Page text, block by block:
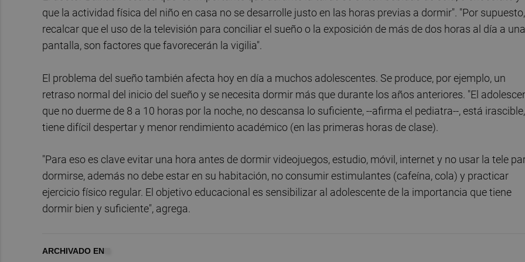
que la actividad física del niño en casa no se desarrolle justo en las horas previas a dormir". "Por supuesto,
recalcar que el uso de la televisión para conciliar el sueño o la exposición de más de dos horas al día a una
pantalla, son factores que favorecerán la vigilia".
El problema del sueño también afecta hoy en día a muchos adolescentes. Se produce, por ejemplo, un
retraso normal del inicio del sueño y se necesita dormir más que durante los años anteriores. "El
que no duerme de 8 a 10 horas por la noche, no descansa lo suficiente, --afirma el pediatra--, está irascible,
tiene difícil despertar y menor rendimiento académico (en las primeras horas de clase).
"Para eso es clave evitar una hora antes de dormir videojuegos, estudio, móvil, internet y no usar la tele
dormirse, además no debe estar en su habitación, no consumir estimulantes (cafeína, cola) y practicar
ejercicio físico regular. El objetivo educacional es sensibilizar al adolescente de la importancia que tiene
dormir bien y suficiente", agrega.
ARCHIVADO EN